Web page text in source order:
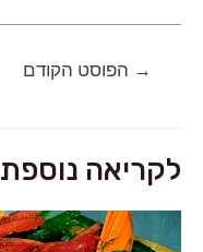
→ הפוסט הקודם
לקריאה נוספת